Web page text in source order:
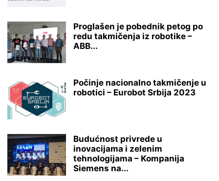
Proglašen je pobednik petog po
redu takmičenja iz robotike –
ABB...
Počinje nacionalno takmičenje u
robotici – Eurobot Srbija 2023
Budućnost privrede u
inovacijama i zelenim
tehnologijama – Kompanija
Siemens na...